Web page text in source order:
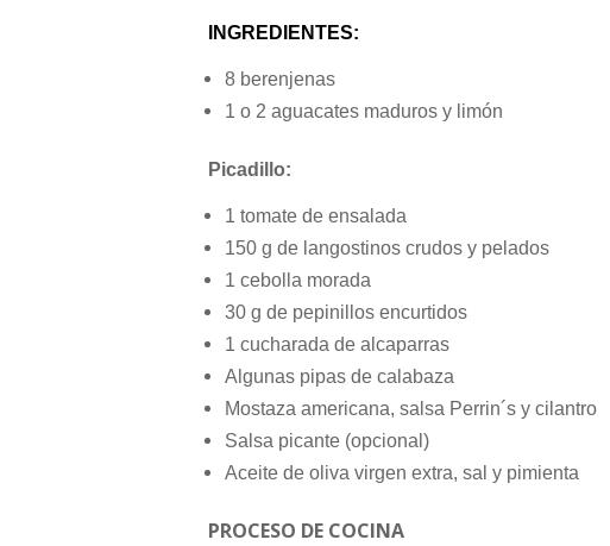
INGREDIENTES:
8 berenjenas
1 o 2 aguacates maduros y limón
Picadillo:
1 tomate de ensalada
150 g de langostinos crudos y pelados
1 cebolla morada
30 g de pepinillos encurtidos
1 cucharada de alcaparras
Algunas pipas de calabaza
Mostaza americana, salsa Perrin´s y cilantro
Salsa picante (opcional)
Aceite de oliva virgen extra, sal y pimienta
PROCESO DE COCINA